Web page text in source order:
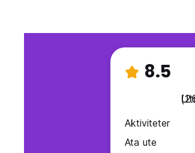
8.5
Aktiviteter
Ata ute